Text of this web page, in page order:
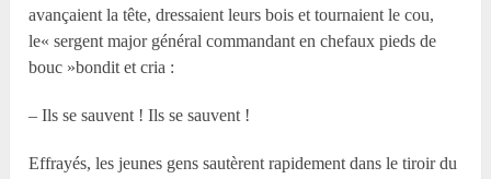
avançaient la tête, dressaient leurs bois et tournaient le cou,
le« sergent major général commandant en chefaux pieds de
bouc »bondit et cria :
– Ils se sauvent ! Ils se sauvent !
Effrayés, les jeunes gens sautèrent rapidement dans le tiroir du